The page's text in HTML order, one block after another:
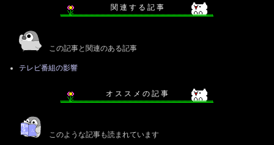
関 連 す る 記 事
この記事と関連のある記事
テレビ番組の影響
オ ス ス メ の 記 事
このような記事も読まれています